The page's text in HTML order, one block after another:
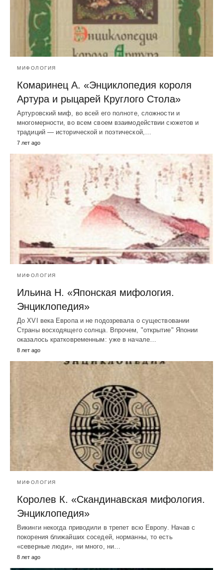
МИФОЛОГИЯ
Комаринец А. «Энциклопедия короля
Артура и рыцарей Круглого Стола»
Артуровский миф, во всей его полноте, сложности и
многомерности, во всем своем взаимодействии сюжетов и
традиций — исторической и поэтической,…
7 лет ago
МИФОЛОГИЯ
Ильина Н. «Японская мифология.
Энциклопедия»
До XVI века Eвропа и не подозревала о существовании
Страны восходящего солнца. Впрочем, "открытие" Японии
оказалось кратковременным: уже в начале…
8 лет ago
МИФОЛОГИЯ
Королев К. «Скандинавская мифология.
Энциклопедия»
Викинги некогда приводили в трепет всю Европу. Начав с
покорения ближайших соседей, норманны, то есть
«северные люди», ни много, ни…
8 лет ago